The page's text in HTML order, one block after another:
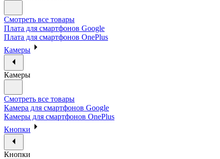
Смотреть все товары
Плата для смартфонов Google
Плата для смартфонов OnePlus
Камеры
Камеры
Смотреть все товары
Камера для смартфонов Google
Камеры для смартфонов OnePlus
Кнопки
Кнопки